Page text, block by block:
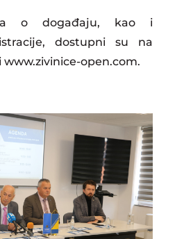
o događaju, kao i
dostupni su na
open.com.